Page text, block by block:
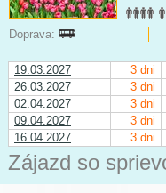
Doprava:
19.03.2027
3 dni
26.03.2027
3 dni
02.04.2027
3 dni
09.04.2027
3 dni
16.04.2027
3 dni
Zájazd so